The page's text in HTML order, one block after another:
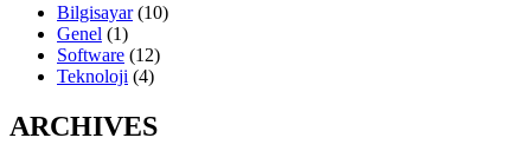
Bilgisayar(10)
Genel (1)
Software (12)
Teknoloji (4)
ARCHIVES